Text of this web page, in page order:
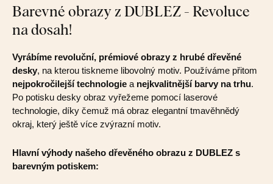
Barevné obrazy z DUBLEZ - Revoluce
na dosah!
Vyrábíme revoluční, prémiové obrazy z hrubé dřevěné
desky, na kterou tiskneme libovolný motiv. Používáme přitom
nejpokročilejší technologie a nejkvalitnější barvy na trhu.
Po potisku desky obraz vyřežeme pomocí laserové
technologie, díky čemuž má obraz elegantní tmavěhnědý
okraj, který ještě více zvýrazní motiv.
Hlavní výhody našeho dřevěného obrazu z DUBLEZ s
barevným potiskem: